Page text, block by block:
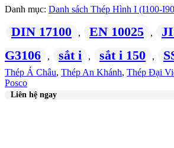
Danh mục: Danh sách Thép Hình I (I100-
DIN 17100 , EN 10025 ,
G3106
, sắt i , sắt i 150 ,
Thép Á Châu, Thép An Khánh, Thép Đại
Posco
Liên hệ ngay